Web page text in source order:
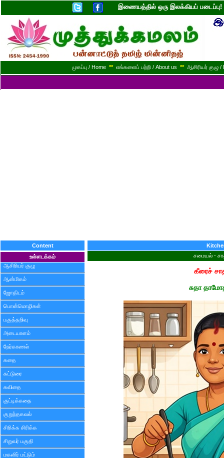
இணையத்தில் ஒரு இலக்கியப்
முகப்பு / Home ** எங்களைப் பற்றி / About us ** ஆசிரியர் குழு
Content
உள்ளடக்கம்
ஆசிரியர் குழு
ஆன்மிகம்
ஜோதிடம்
பொன்மொழிகள்
பகுத்தறிவு
அடையாளம்
நேர்காணல்
கதை
கட்டுரை
கவிதை
குட்டிக்கதை
குறுந்தகவல்
சிரிக்க சிரிக்க
சிறுவர் பகுதி
மகளிர் மட்டும்
சமையல் -
கீரைச்
சுதா